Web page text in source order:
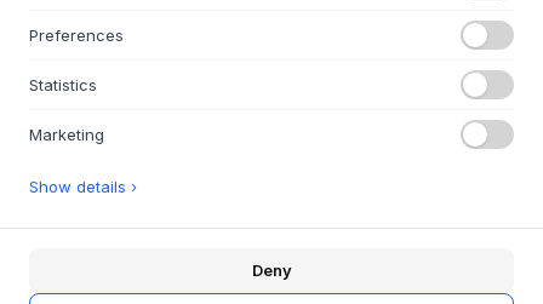
PEDIDO PENDIENTE APROX. 9-21
Preferences
Statistics
Marketing
Show details ›
Deny